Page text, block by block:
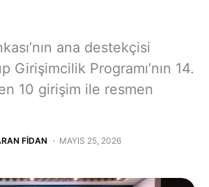
ana destekçisi
Girişimcilik Programı’nın 14.
10 girişim ile resmen
FIDAN MAYIS 25, 2026